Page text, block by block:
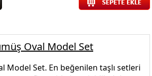
Oval Model Set
Model Set. En beğenilen taşlı setleri